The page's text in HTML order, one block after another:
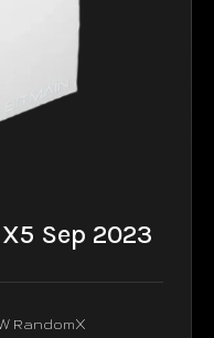
Sep 2023
RandomX